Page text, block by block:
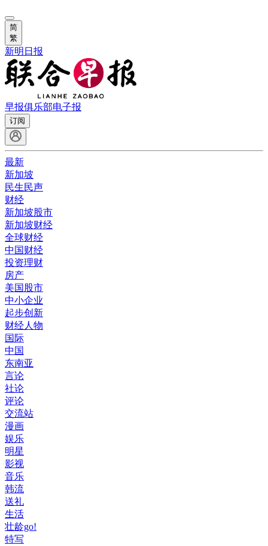
简
繁
新明日报
早报俱乐部电子报
订阅
最新
新加坡
民生民声
财经
新加坡股市
新加坡财经
全球财经
中国财经
投资理财
房产
美国股市
中小企业
起步创新
财经人物
国际
中国
东南亚
言论
社论
评论
交流站
漫画
娱乐
明星
影视
音乐
韩流
送礼
生活
壮龄go!
特写